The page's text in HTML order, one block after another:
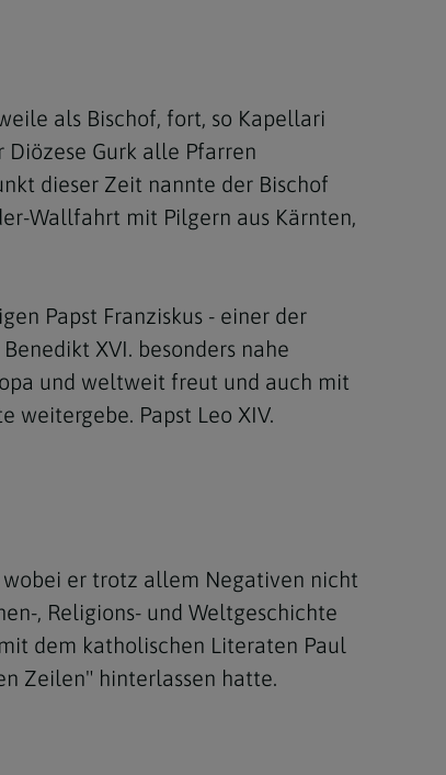
als Bischof, fort, so Kapellari
Gurk alle Pfarren
dieser Zeit nannte der Bischof
Wallfahrt mit Pilgern aus Kärnten,
Papst Franziskus - einer der
XVI. besonders nahe
und weltweit freut und auch mit
weitergebe. Papst Leo XIV.
er trotz allem Negativen nicht
, Religions- und Weltgeschichte
dem katholischen Literaten Paul
Zeilen" hinterlassen hatte.